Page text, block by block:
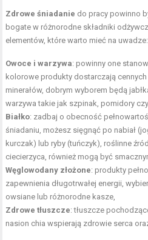
Zdrowe śniadanie do pracy powinno
bogate w różnorodne składniki
elementów, które warto mieć na uwadze:
Owoce i warzywa: powinny one
kolorowe produkty dostarczają
minerałów, dobrym wyborem będą
warzywa takie jak szpinak, pomidory
Białko: zadbaj o obecność
śniadaniu, możesz sięgnąć po nabiał
kurczak) lub ryby (tuńczyk), roślinne
ciecierzyca, również mogą być
Węglowodany złożone: produkty
zapewnienia długotrwałej energii,
owsiane lub różnorodne kasze,
Zdrowe tłuszcze: tłuszcze
nasion chia wspierają zdrowie serca